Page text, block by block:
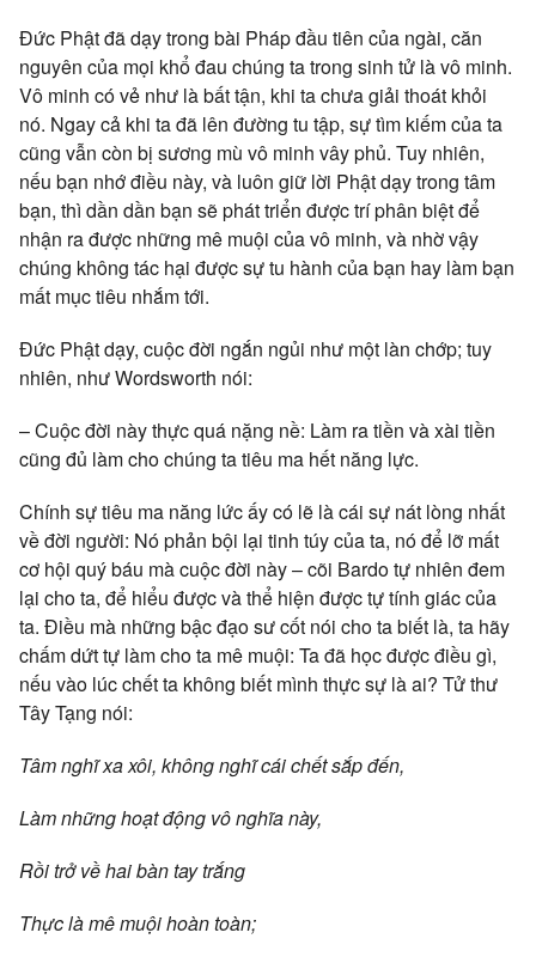
Đức Phật đã dạy trong bài Pháp đầu tiên của ngài, căn
nguyên của mọi khổ đau chúng ta trong sinh tử là vô minh.
Vô minh có vẻ như là bất tận, khi ta chưa giải thoát khỏi
nó. Ngay cả khi ta đã lên đường tu tập, sự tìm kiếm của ta
cũng vẫn còn bị sương mù vô minh vây phủ. Tuy nhiên,
nếu bạn nhớ điều này, và luôn giữ lời Phật dạy trong tâm
bạn, thì dần dần bạn sẽ phát triển được trí phân biệt để
nhận ra được những mê muội của vô minh, và nhờ vậy
chúng không tác hại được sự tu hành của bạn hay làm bạn
mất mục tiêu nhắm tới.
Đức Phật dạy, cuộc đời ngắn ngủi như một làn chớp; tuy
nhiên, như Wordsworth nói:
– Cuộc đời này thực quá nặng nề: Làm ra tiền và xài tiền
cũng đủ làm cho chúng ta tiêu ma hết năng lực.
Chính sự tiêu ma năng lức ấy có lẽ là cái sự nát lòng nhất
về đời người: Nó phản bội lại tinh túy của ta, nó để lỡ mất
cơ hội quý báu mà cuộc đời này – cõi Bardo tự nhiên đem
lại cho ta, để hiểu được và thể hiện được tự tính giác của
ta. Điều mà những bậc đạo sư cốt nói cho ta biết là, ta hãy
chấm dứt tự làm cho ta mê muội: Ta đã học được điều gì,
nếu vào lúc chết ta không biết mình thực sự là ai? Tử thư
Tây Tạng nói:
Tâm nghĩ xa xôi, không nghĩ cái chết sắp đến,
Làm những hoạt động vô nghĩa này,
Rồi trở về hai bàn tay trắng
Thực là mê muội hoàn toàn;